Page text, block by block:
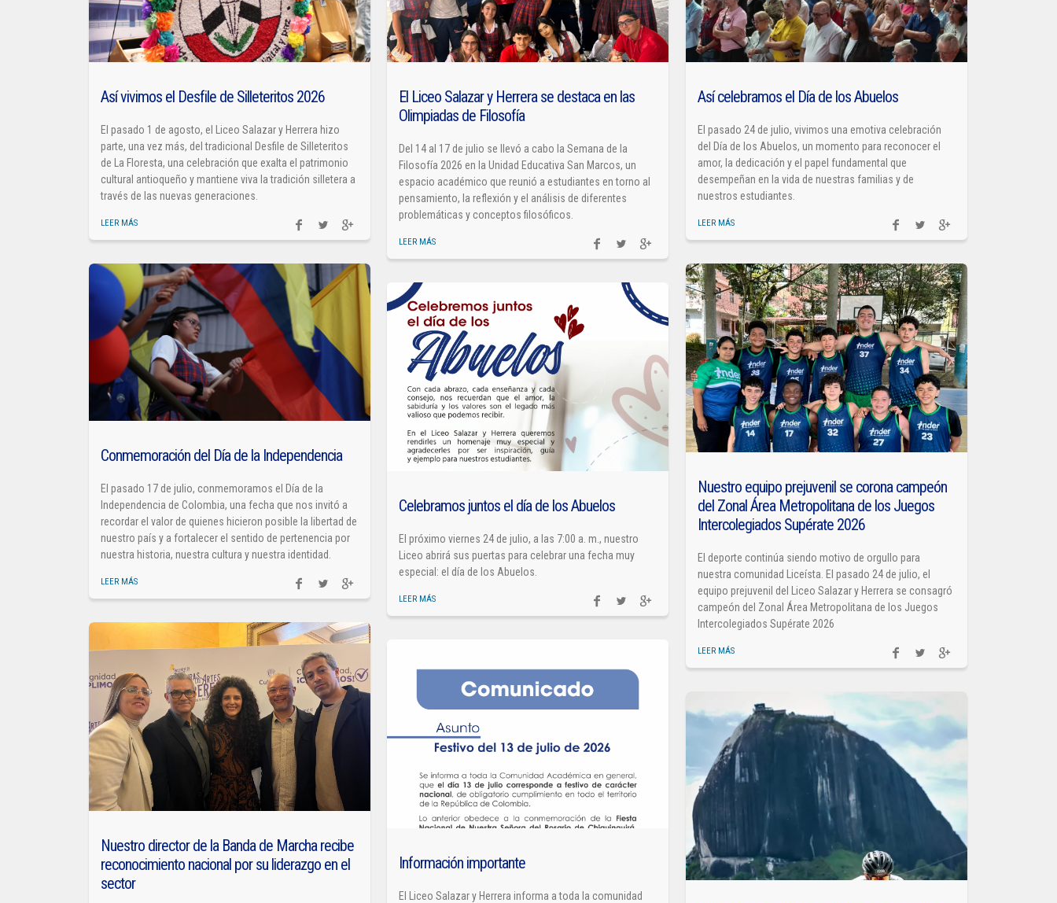
Así vivimos el Desfile de Silleteritos 2026
El pasado 1 de agosto, el Liceo Salazar y Herrera hizo
parte, una vez más, del tradicional Desfile de Silleteritos
de La Floresta, una celebración que exalta el patrimonio
cultural antioqueño y mantiene viva la tradición silletera a
través de las nuevas generaciones.
LEER MÁS
El Liceo Salazar y Herrera se destaca en las
Olimpiadas de Filosofía
Del 14 al 17 de julio se llevó a cabo la Semana de la
Filosofía 2026 en la Unidad Educativa San Marcos, un
espacio académico que reunió a estudiantes en torno al
pensamiento, la reflexión y el análisis de diferentes
problemáticas y conceptos filosóficos.
LEER MÁS
Así celebramos el Día de los Abuelos
El pasado 24 de julio, vivimos una emotiva celebración
del Día de los Abuelos, un momento para reconocer el
amor, la dedicación y el papel fundamental que
desempeñan en la vida de nuestras familias y de
nuestros estudiantes.
LEER MÁS
Conmemoración del Día de la Independencia
El pasado 17 de julio, conmemoramos el Día de la
Independencia de Colombia, una fecha que nos invitó a
recordar el valor de quienes hicieron posible la libertad de
nuestro país y a fortalecer el sentido de pertenencia por
nuestra historia, nuestra cultura y nuestra identidad.
LEER MÁS
Nuestro equipo prejuvenil se corona campeón
del Zonal Área Metropolitana de los Juegos
Intercolegiados Supérate 2026
El deporte continúa siendo motivo de orgullo para
nuestra comunidad Liceísta. El pasado 24 de julio, el
equipo prejuvenil del Liceo Salazar y Herrera se consagró
campeón del Zonal Área Metropolitana de los Juegos
Intercolegiados Supérate 2026
LEER MÁS
Celebramos juntos el día de los Abuelos
El próximo viernes 24 de julio, a las 7:00 a. m., nuestro
Liceo abrirá sus puertas para celebrar una fecha muy
especial: el día de los Abuelos.
LEER MÁS
Nuestro director de la Banda de Marcha recibe
reconocimiento nacional por su liderazgo en el
sector
Información importante
El Liceo Salazar y Herrera informa a toda la comunidad